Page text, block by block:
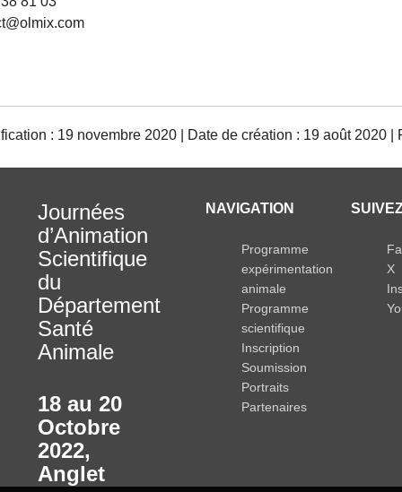
: 19 novembre 2020 | Date de création : 19 août 2020 |
Journées
d’Animation
Scientifique
du
Département
Santé
Animale
18 au 20
Octobre
2022,
Anglet
NAVIGATION
Programme
expérimentation
animale
Programme
scientifique
Inscription
Soumission
Portraits
Partenaires
X